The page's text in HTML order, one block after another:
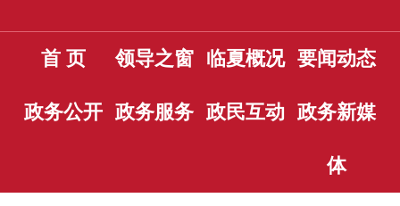
首 页 领导之窗 临夏概况 要闻动态
政务公开 政务服务 政民互动 政务新媒
体